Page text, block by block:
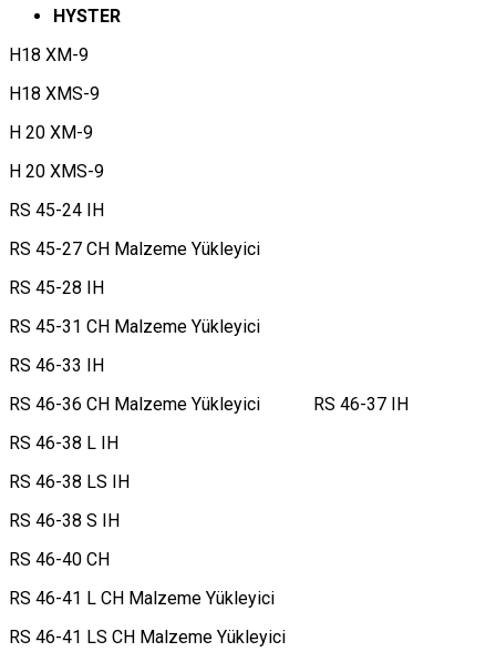
HYSTER
H18 XM-9
H18 XMS-9
H 20 XM-9
H 20 XMS-9
RS 45-24 IH
RS 45-27 CH Malzeme Yükleyici
RS 45-28 IH
RS 45-31 CH Malzeme Yükleyici
RS 46-33 IH
RS 46-36 CH Malzeme Yükleyici RS 46-37 IH
RS 46-38 L IH
RS 46-38 LS IH
RS 46-38 S IH
RS 46-40 CH
RS 46-41 L CH Malzeme Yükleyici
RS 46-41 LS CH Malzeme Yükleyici